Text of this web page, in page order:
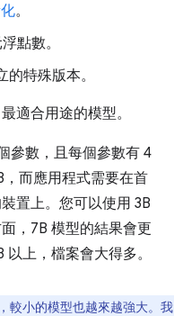
。
點數。
特殊版本。
適合用途的模型。
參數，且每個參數有 4
而應用程式需要在首
置上。您可以使用 3B
，7B 模型的結果會更
上，檔案會大得多。
較小的模型也越來越強大。我